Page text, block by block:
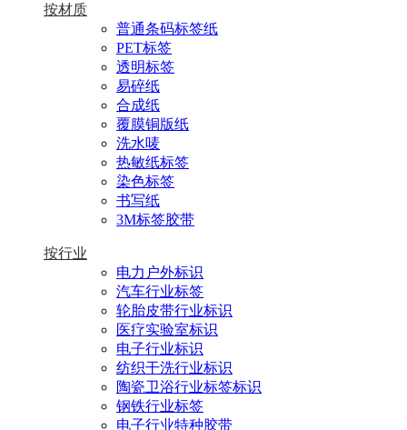
按材质
普通条码标签纸
PET标签
透明标签
易碎纸
合成纸
覆膜铜版纸
洗水唛
热敏纸标签
染色标签
书写纸
3M标签胶带
按行业
电力户外标识
汽车行业标签
轮胎皮带行业标识
医疗实验室标识
电子行业标识
纺织干洗行业标识
陶瓷卫浴行业标签标识
钢铁行业标签
电子行业特种胶带